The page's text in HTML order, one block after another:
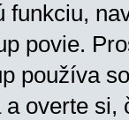
funkciu,
povie.
používa
overte